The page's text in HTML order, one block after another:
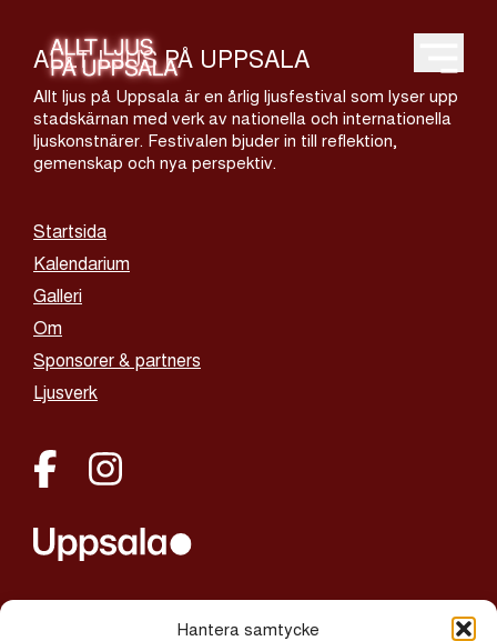
Hantera samtycke
Open
ALLT LJUS PÅ UPPSALA
Allt ljus på Uppsala är en årlig ljusfestival som lyser upp
stadskärnan med verk av nationella och internationella
ljuskonstnärer. Festivalen bjuder in till reflektion,
gemenskap och nya perspektiv.
Startsida
Kalendarium
Galleri
Om
Sponsorer & partners
Ljusverk
alltljuspauppsala@uppsala.se